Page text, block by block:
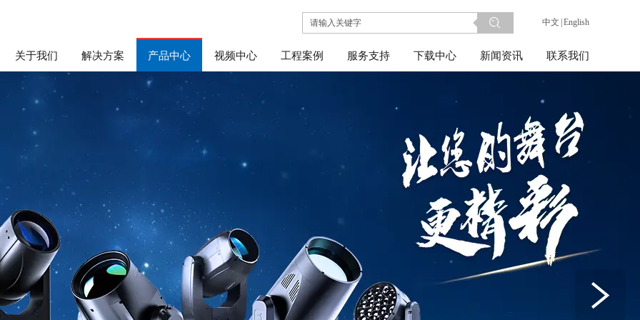
中文 English
关于我们 解决方案 产品中心 视频中心 工程案例 服务支持 下载中心 新闻资讯 联系我们